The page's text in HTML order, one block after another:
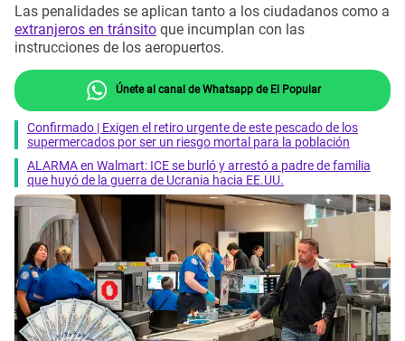
Las penalidades se aplican tanto a los ciudadanos como a
extranjeros en tránsito que incumplan con las
instrucciones de los aeropuertos.
Únete al canal de Whatsapp de El Popular
Confirmado | Exigen el retiro urgente de este pescado de los
supermercados por ser un riesgo mortal para la población
ALARMA en Walmart: ICE se burló y arrestó a padre de familia
que huyó de la guerra de Ucrania hacia EE.UU.